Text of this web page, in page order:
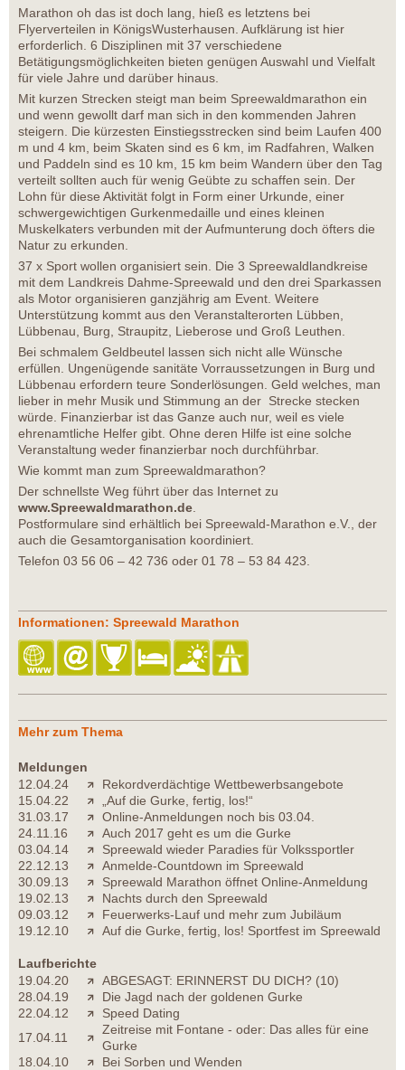
Marathon oh das ist doch lang, hieß es letztens bei
Flyerverteilen in KönigsWusterhausen. Aufklärung ist hier
erforderlich. 6 Disziplinen mit 37 verschiedene
Betätigungsmöglichkeiten bieten genügen Auswahl und Vielfalt
für viele Jahre und darüber hinaus.
Mit kurzen Strecken steigt man beim Spreewaldmarathon ein
und wenn gewollt darf man sich in den kommenden Jahren
steigern. Die kürzesten Einstiegsstrecken sind beim Laufen 400
m und 4 km, beim Skaten sind es 6 km, im Radfahren, Walken
und Paddeln sind es 10 km, 15 km beim Wandern über den Tag
verteilt sollten auch für wenig Geübte zu schaffen sein. Der
Lohn für diese Aktivität folgt in Form einer Urkunde, einer
schwergewichtigen Gurkenmedaille und eines kleinen
Muskelkaters verbunden mit der Aufmunterung doch öfters die
Natur zu erkunden.
37 x Sport wollen organisiert sein. Die 3 Spreewaldlandkreise
mit dem Landkreis Dahme-Spreewald und den drei Sparkassen
als Motor organisieren ganzjährig am Event. Weitere
Unterstützung kommt aus den Veranstalterorten Lübben,
Lübbenau, Burg, Straupitz, Lieberose und Groß Leuthen.
Bei schmalem Geldbeutel lassen sich nicht alle Wünsche
erfüllen. Ungenügende sanitäte Vorraussetzungen in Burg und
Lübbenau erfordern teure Sonderlösungen. Geld welches, man
lieber in mehr Musik und Stimmung an der Strecke stecken
würde. Finanzierbar ist das Ganze auch nur, weil es viele
ehrenamtliche Helfer gibt. Ohne deren Hilfe ist eine solche
Veranstaltung weder finanzierbar noch durchführbar.
Wie kommt man zum Spreewaldmarathon?
Der schnellste Weg führt über das Internet zu
www.Spreewaldmarathon.de
Postformulare sind erhältlich bei Spreewald-Marathon e.V., der
auch die Gesamtorganisation koordiniert.
Telefon 03 56 06 – 42 736 oder 01 78 – 53 84 423.
Informationen: Spreewald Marathon
Mehr zum Thema
Meldungen
12.04.24
Rekordverdächtige Wettbewerbsangebote
15.04.22
„Auf die Gurke, fertig, los!“
31.03.17
Online-Anmeldungen noch bis 03.04.
24.11.16
Auch 2017 geht es um die Gurke
03.04.14
Spreewald wieder Paradies für Volkssportler
22.12.13
Anmelde-Countdown im Spreewald
30.09.13
Spreewald Marathon öffnet Online-Anmeldung
19.02.13
Nachts durch den Spreewald
09.03.12
Feuerwerks-Lauf und mehr zum Jubiläum
19.12.10
Auf die Gurke, fertig, los! Sportfest im Spreewald
Laufberichte
19.04.20
ABGESAGT: ERINNERST DU DICH? (10)
28.04.19
Die Jagd nach der goldenen Gurke
22.04.12
Speed Dating
17.04.11
Zeitreise mit Fontane - oder: Das alles für eine
Gurke
18.04.10
Bei Sorben und Wenden